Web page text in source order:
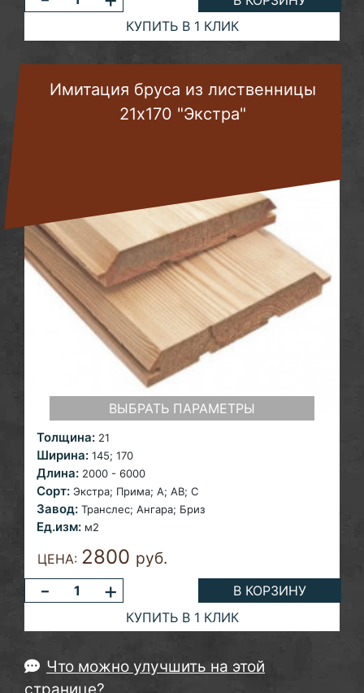
КУПИТЬ В 1 КЛИК
Имитация бруса из лиственницы
21х170 "Экстра"
ВЫБРАТЬ ПАРАМЕТРЫ
Толщина: 21
Ширина: 145; 170
Длина: 2000 - 6000
Сорт: Экстра; Прима; A; AB; С
Завод: Транслес; Ангара; Бриз
Ед.изм: м2
ЦЕНА: 2800 руб.
- +
В КОРЗИНУ
КУПИТЬ В 1 КЛИК
Что можно улучшить на этой